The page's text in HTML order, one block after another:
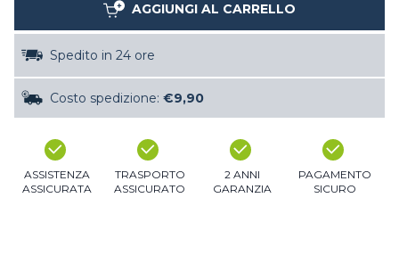
AGGIUNGI AL CARRELLO
Spedito in 24 ore
Costo spedizione: €9,90
ASSISTENZA
ASSICURATA
TRASPORTO
ASSICURATO
2 ANNI
GARANZIA
PAGAMENTO
SICURO